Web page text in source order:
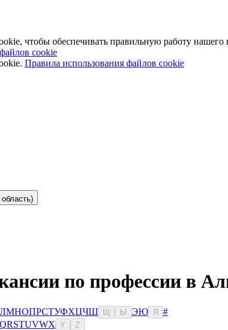
чтобы обеспечивать правильную работу нашего
cookie
Правила использования файлов cookie
по профессии в
ЛМНОПРСТУФХЦЧШ Ы ЭЮ Я
#
QRSTUVWX Y Z